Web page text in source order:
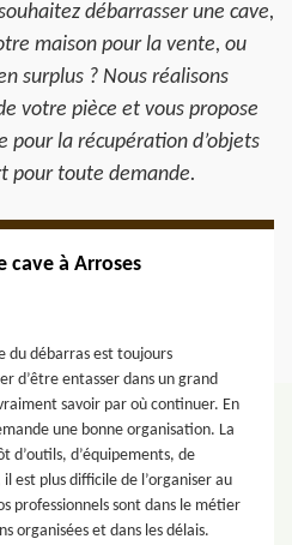
débarrasser une cave,
maison pour la vente, ou
surplus ? Nous réalisons
votre pièce et vous propose
pour la récupération d’objets
pour toute demande.
cave à Arroses
du débarras est toujours
d’être entasser dans un grand
savoir par où continuer. En
une bonne organisation. La
d’outils, d’équipements, de
est plus difficile de l’organiser au
professionnels sont dans le métier
organisées et dans les délais.